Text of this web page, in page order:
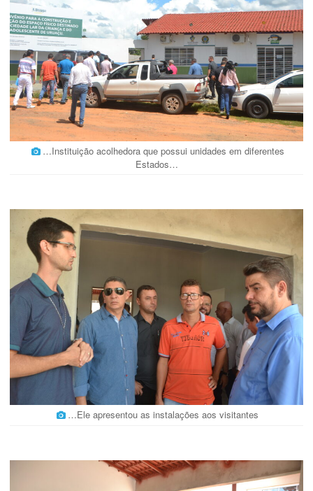
…Instituição acolhedora que possui unidades em diferentes
Estados…
…Ele apresentou as instalações aos visitantes